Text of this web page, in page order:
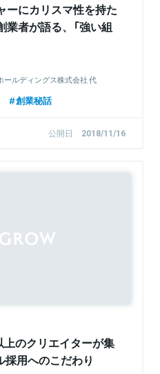
ーにカリスマ性を持た
者が語る、「強い組
ールディングス株式会社 代
社 代表取締役社長（CEO）
創業秘話
公開日 2018/11/16
のクリエイターが集
採用へのこだわり